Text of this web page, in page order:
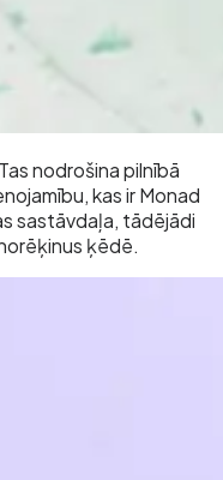
nodrošina pilnībā
kas ir Monad
sastāvdaļa, tādējādi
ķēdē.